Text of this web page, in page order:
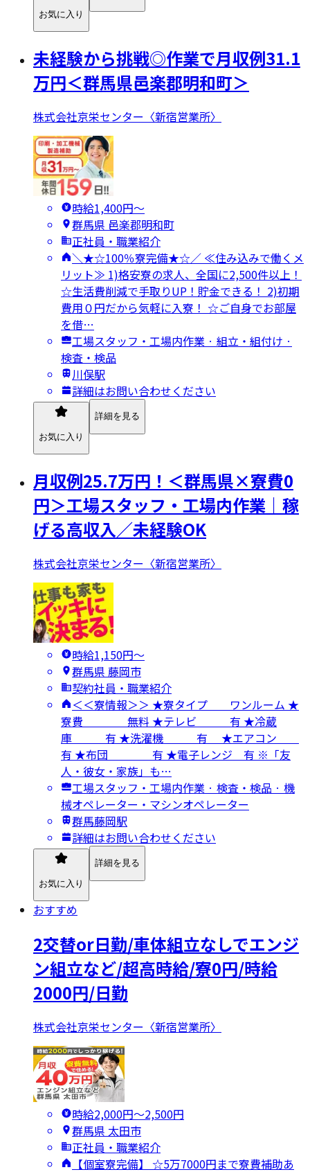
お気に入り
未経験から挑戦◎作業で月収例31.1
万円＜群馬県邑楽郡明和町＞
株式会社京栄センター〈新宿営業所〉
時給1,400円〜
群馬県 邑楽郡明和町
正社員・職業紹介
＼★☆100％寮完備★☆／ ≪住み込みで働くメ
リット≫ 1)格安寮の求人、全国に2,500件以上！
☆生活費削減で手取りUP！貯金できる！ 2)初期
費用０円だから気軽に入寮！ ☆ご自身でお部屋
を借…
工場スタッフ・工場内作業 · 組立・組付け ·
検査・検品
川俣駅
詳細はお問い合わせください
お気に入り
詳細を見る
月収例25.7万円！＜群馬県×寮費0
円＞工場スタッフ・工場内作業｜稼
げる高収入／未経験OK
株式会社京栄センター〈新宿営業所〉
時給1,150円〜
群馬県 藤岡市
契約社員・職業紹介
＜＜寮情報＞＞ ★寮タイプ ワンルーム ★
寮費 無料 ★テレビ 有 ★冷蔵
庫 有 ★洗濯機 有 ★エアコン
有 ★布団 有 ★電子レンジ 有 ※「友
人・彼女・家族」も…
工場スタッフ・工場内作業 · 検査・検品 · 機
械オペレーター・マシンオペレーター
群馬藤岡駅
詳細はお問い合わせください
お気に入り
詳細を見る
おすすめ
2交替or日勤/車体組立なしでエンジ
ン組立など/超高時給/寮0円/時給
2000円/日勤
株式会社京栄センター〈新宿営業所〉
時給2,000円〜2,500円
群馬県 太田市
正社員・職業紹介
【個室寮完備】 ☆5万7000円まで寮費補助あ